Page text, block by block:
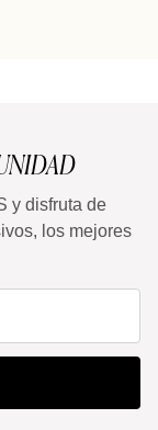
y disfruta de
los mejores